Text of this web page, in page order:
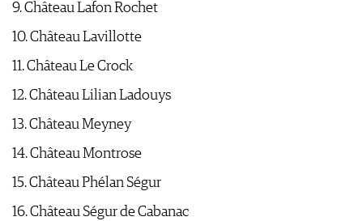
9. Château Lafon Rochet
10. Château Lavillotte
11. Château Le Crock
12. Château Lilian Ladouys
13. Château Meyney
14. Château Montrose
15. Château Phélan Ségur
16. Château Ségur de Cabanac